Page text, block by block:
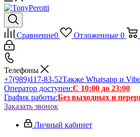
Сравнение0 Отложенные 0
Телефоны
+7(989)117-83-52Также Whatsapp и
Оператор доступен:С 10:00 до 23:00
График работы:Без выходных и
Заказать звонок
Личный кабинет